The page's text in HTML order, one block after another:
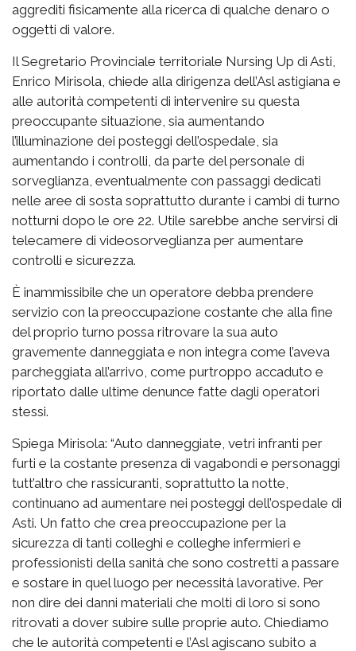
aggrediti fisicamente alla ricerca di qualche denaro o
oggetti di valore.
Il Segretario Provinciale territoriale Nursing Up di Asti,
Enrico Mirisola, chiede alla dirigenza dell’Asl astigiana e
alle autorità competenti di intervenire su questa
preoccupante situazione, sia aumentando
l’illuminazione dei posteggi dell’ospedale, sia
aumentando i controlli, da parte del personale di
sorveglianza, eventualmente con passaggi dedicati
nelle aree di sosta soprattutto durante i cambi di turno
notturni dopo le ore 22. Utile sarebbe anche servirsi di
telecamere di videosorveglianza per aumentare
controlli e sicurezza.
È inammissibile che un operatore debba prendere
servizio con la preoccupazione costante che alla fine
del proprio turno possa ritrovare la sua auto
gravemente danneggiata e non integra come l’aveva
parcheggiata all’arrivo, come purtroppo accaduto e
riportato dalle ultime denunce fatte dagli operatori
stessi.
Spiega Mirisola: “Auto danneggiate, vetri infranti per
furti e la costante presenza di vagabondi e personaggi
tutt’altro che rassicuranti, soprattutto la notte,
continuano ad aumentare nei posteggi dell’ospedale di
Asti. Un fatto che crea preoccupazione per la
sicurezza di tanti colleghi e colleghe infermieri e
professionisti della sanità che sono costretti a passare
e sostare in quel luogo per necessità lavorative. Per
non dire dei danni materiali che molti di loro si sono
ritrovati a dover subire sulle proprie auto. Chiediamo
che le autorità competenti e l’Asl agiscano subito a